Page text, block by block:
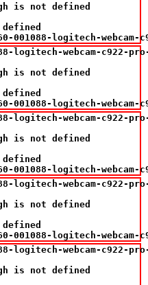
is not defined
001088-logitech-
webcam-c922-pro-
is not defined
001088-logitech-
webcam-c922-pro-
is not defined
001088-logitech-
webcam-c922-
is not defined
001088-logitech-
webcam-c922-
is not defined